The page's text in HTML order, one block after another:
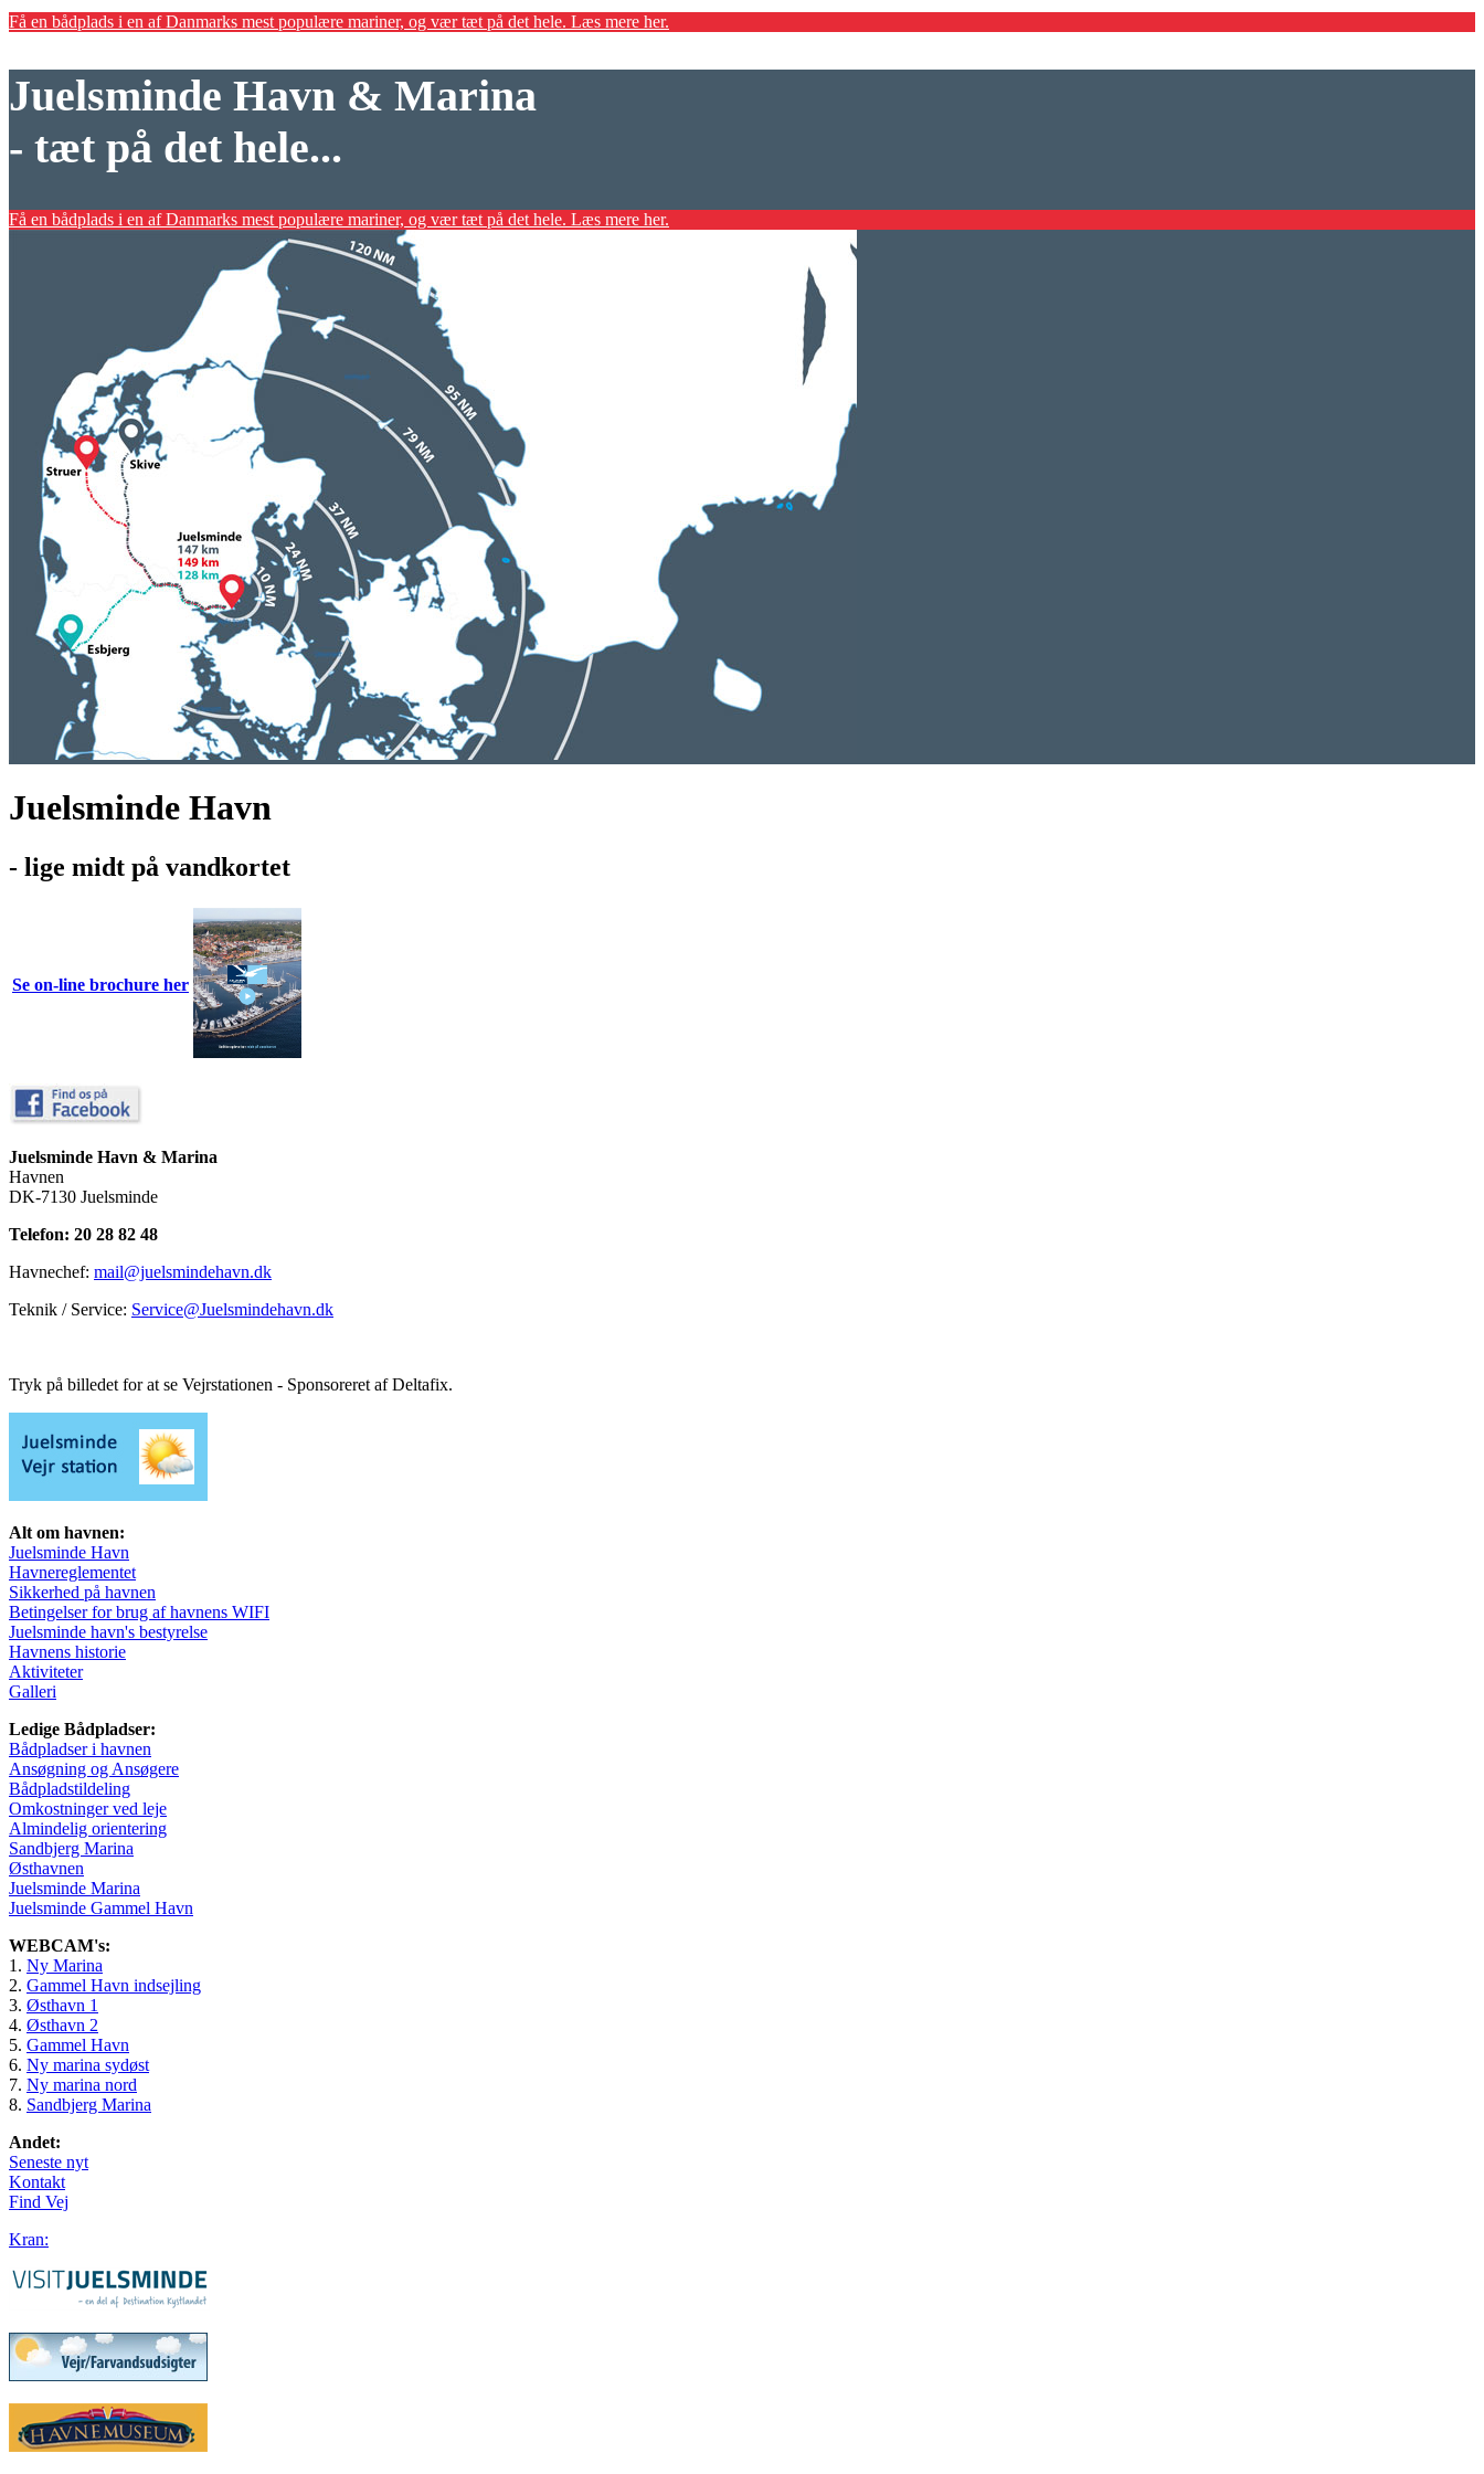
Få en bådplads i en af Danmarks mest populære mariner, og vær tæt på det hele. Læs mere her.
Juelsminde Havn & Marina
- tæt på det hele...
Få en bådplads i en af Danmarks mest populære mariner, og vær tæt på det hele. Læs mere her.
Juelsminde Havn
- lige midt på vandkortet
Se on-line brochure her
Juelsminde Havn & Marina
Havnen
DK-7130 Juelsminde
Telefon: 20 28 82 48
Havnechef: mail@juelsmindehavn.dk
Teknik / Service: Service@Juelsmindehavn.dk
Tryk på billedet for at se Vejrstationen - Sponsoreret af Deltafix.
Alt om havnen:
Juelsminde Havn
Havnereglementet
Sikkerhed på havnen
Betingelser for brug af havnens WIFI
Juelsminde havn's bestyrelse
Havnens historie
Aktiviteter
Galleri
Ledige Bådpladser:
Bådpladser i havnen
Ansøgning og Ansøgere
Bådpladstildeling
Omkostninger ved leje
Almindelig orientering
Sandbjerg Marina
Østhavnen
Juelsminde Marina
Juelsminde Gammel Havn
WEBCAM's:
1. Ny Marina
2. Gammel Havn indsejling
3. Østhavn 1
4. Østhavn 2
5. Gammel Havn
6. Ny marina sydøst
7. Ny marina nord
8. Sandbjerg Marina
Andet:
Seneste nyt
Kontakt
Find Vej
Kran: